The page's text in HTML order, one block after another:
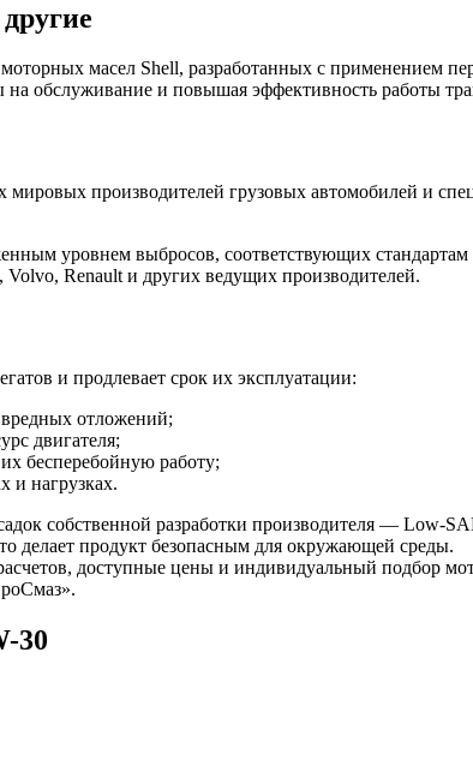
масел Shell, разработанных с применением
обслуживание и повышая эффективность работы
производителей грузовых автомобилей и
уровнем выбросов, соответствующих
Renault и других ведущих производителей.
и продлевает срок их эксплуатации:
отложений;
двигателя;
бесперебойную работу;
и нагрузках.
собственной разработки производителя — Low-
делает продукт безопасным для окружающей среды.
доступные цены и индивидуальный подбор
30